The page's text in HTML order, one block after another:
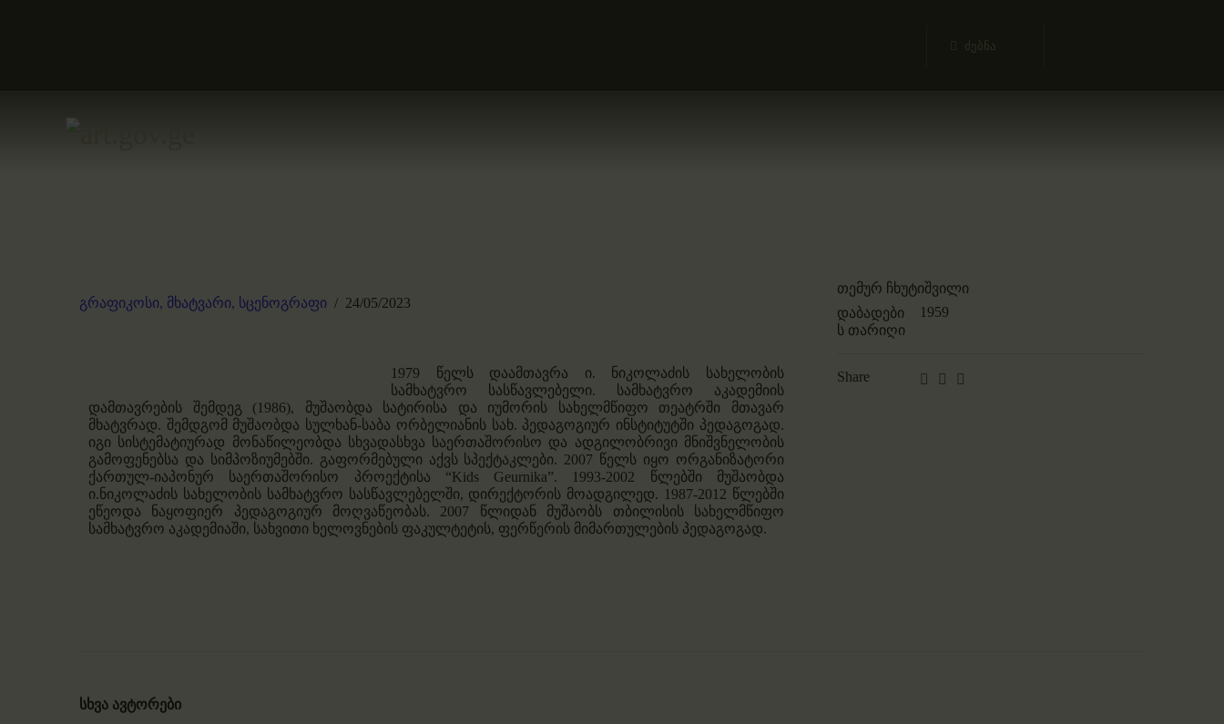
გრაფიკოსი, მხატვარი, სცენოგრაფი 24/05/2023
1979 წელს დაამთავრა ი. ნიკოლაძის სახელობის
სამხატვრო სასწავლებელი. სამხატვრო აკადემიის
დამთავრების შემდეგ (1986), მუშაობდა სატირისა და იუმორის სახელმწიფო თეატრში მთავარ
მხატვრად. შემდგომ მუშაობდა სულხან-საბა ორბელიანის სახ. პედაგოგიურ ინსტიტუტში პედაგოგად.
იგი სისტემატიურად მონაწილეობდა სხვადასხვა საერთაშორისო და ადგილობრივი მნიშვნელობის
გამოფენებსა და სიმპოზიუმებში. გაფორმებული აქვს სპექტაკლები. 2007 წელს იყო ორგანიზატორი
ქართულ-იაპონურ საერთაშორისო პროექტისა “Kids Geurnika”. 1993-2002 წლებში მუშაობდა
ი.ნიკოლაძის სახელობის სამხატვრო სასწავლებელში, დირექტორის მოადგილედ. 1987-2012 წლებში
ეწეოდა ნაყოფიერ პედაგოგიურ მოღვაწეობას. 2007 წლიდან მუშაობს თბილისის სახელმწიფო
სამხატვრო აკადემიაში, სახვითი ხელოვნების ფაკულტეტის, ფერწერის მიმართულების პედაგოგად.
თემურ ჩხუტიშვილი
დაბადები
ს თარიღი
1959
Share
სხვა ავტორები